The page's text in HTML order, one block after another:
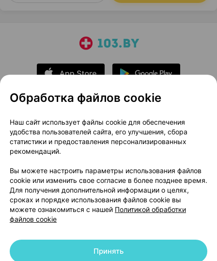
О проекте
Новости проекта
Размещение рекламы
Медицинский маркетинг
Публичный договор
Доставка
Способы оплаты
Вакансии
Партнеры
Написать руководителю 103.by
Написать в поддержку
Персональные настройки Cookie
Обработка файлов cookie
Наш сайт использует файлы cookie для обеспечения
удобства пользователей сайта, его улучшения, сбора
статистики и предоставления персонализированных
рекомендаций.
Вы можете настроить параметры использования файлов
cookie или изменить свое согласие в более позднее время.
Для получения дополнительной информации о целях,
сроках и порядке использования файлов cookie вы
можете ознакомиться с нашей Политикой обработки
файлов cookie
Принять